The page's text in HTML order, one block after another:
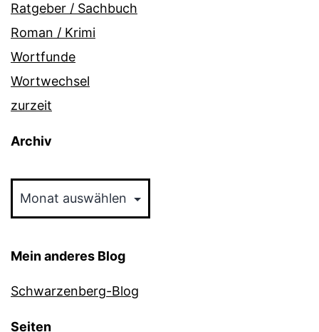
Ratgeber / Sachbuch
Roman / Krimi
Wortfunde
Wortwechsel
zurzeit
Archiv
Mein anderes Blog
Schwarzenberg-Blog
Seiten